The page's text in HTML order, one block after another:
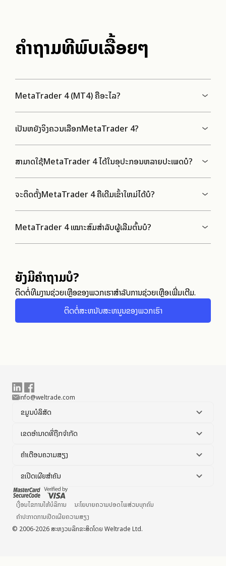
ຄຳຖາມທີ່ພົບເລື້ອຍໆ
MetaTrader 4 (MT4) ຄືອະໄລ?
ເປັນຫຍັງຈິ່ງຄວນເລືອກMetaTrader 4?
ສາມາດໃຊ້MetaTrader 4 ໄດ້ໃນອຸປະກອນຫລາຍປະເພດບໍ?
ຈະຕິດຕັ້ງMetaTrader 4 ຄືເດີມເຂົ້າໃຫມ່ໄດ້ບໍ?
MetaTrader 4 ເໝາະສົມສໍາລັບຜູ້ເລີ່ມຕົ້ນບໍ?
ຍັງມີຄຳຖາມບໍ?
ຕິດຕໍ່ທີມງານຊ່ວຍເຫຼືອຂອງພວກເຮົາສໍາລັບການຊ່ວຍເຫຼືອເພີ່ມເຕີມ.
ຕິດຕໍ່ສະຫນັບສະຫນູນຂອງພວກເຮົາ
ຂໍ້ມູນບໍລິສັດ
ເຂດອຳນາດທີ່ຖືກຈຳກັດ
ຄຳເຕືອນຄວາມສຽງ
ຂໍ້ເປີດເຜີຍສຳຄັນ
info@weltrade.com
© 2006-2026 ສະຫງວນລິກຂະສິດໂດຍ Weltrade Ltd.
ເງື່ອນໄຂການໃຫ້ບໍລິການ
ນະໂຍບາຍຄວາມປອດໄພສ່ວນບຸກຄົນ
ຄຳປະກາດການເປີດເຜີຍຄວາມສຽງ